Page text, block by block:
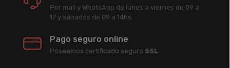
Por mail y WhatsApp de lunes a viernes de 09 a
17 y sábados de 09 a 14hs.
Pago seguro online
Poseemos certificado seguro SSL